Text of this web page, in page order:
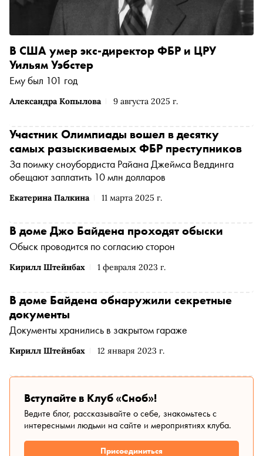
Александра Копылова 9 августа 2025 г.
В США умер экс-директор ФБР и ЦРУ
Уильям Уэбстер
Ему был 101 год
Екатерина Палкина 11 марта 2025 г.
Участник Олимпиады вошел в десятку
самых разыскиваемых ФБР преступников
За поимку сноубордиста Райана Джеймса Веддинга
обещают заплатить 10 млн долларов
Кирилл Штейнбах 1 февраля 2023 г.
В доме Джо Байдена проходят обыски
Обыск проводится по согласию сторон
Кирилл Штейнбах 12 января 2023 г.
В доме Байдена обнаружили секретные
документы
Документы хранились в закрытом гараже
Вступайте в Клуб «Сноб»!
Ведите блог, рассказывайте о себе, знакомьтесь с
интересными людьми на сайте и мероприятиях клуба.
Присоединиться